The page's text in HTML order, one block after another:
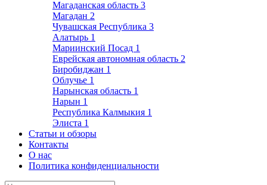
Магаданская область 3
Магадан 2
Чувашская Республика 3
Алатырь 1
Мариинский Посад 1
Еврейская автономная область 2
Биробиджан 1
Облучье 1
Нарынская область 1
Нарын 1
Республика Калмыкия 1
Элиста 1
Статьи и обзоры
Контакты
О нас
Политика конфиденциальности